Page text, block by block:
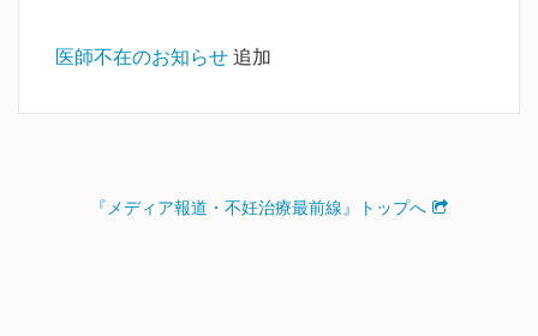
医師不在のお知らせ 追加
『メディア報道・不妊治療最前線』トップへ